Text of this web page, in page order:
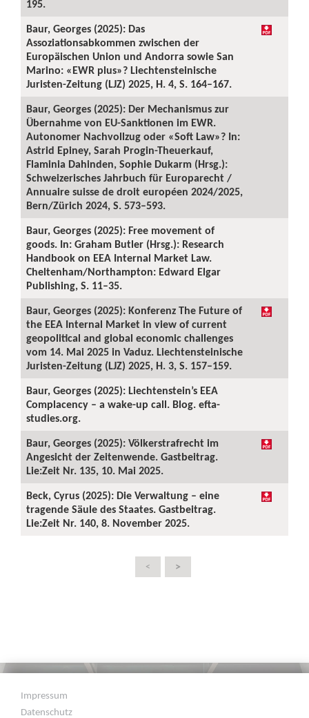
195.
Baur, Georges (2025): Das
Assoziationsabkommen zwischen der
Europäischen Union und Andorra sowie San
Marino: «EWR plus»? Liechtensteinische
Juristen-Zeitung (LJZ) 2025, H. 4, S. 164–167.
Baur, Georges (2025): Der Mechanismus zur
Übernahme von EU-Sanktionen im EWR.
Autonomer Nachvollzug oder «Soft Law»? In:
Astrid Epiney, Sarah Progin-Theuerkauf,
Flaminia Dahinden, Sophie Dukarm (Hrsg.):
Schweizerisches Jahrbuch für Europarecht /
Annuaire suisse de droit européen 2024/2025,
Bern/Zürich 2024, S. 573–593.
Baur, Georges (2025): Free movement of
goods. In: Graham Butler (Hrsg.): Research
Handbook on EEA Internal Market Law.
Cheltenham/Northampton: Edward Elgar
Publishing, S. 11–35.
Baur, Georges (2025): Konferenz The Future of
the EEA Internal Market in view of current
geopolitical and global economic challenges
vom 14. Mai 2025 in Vaduz. Liechtensteinische
Juristen-Zeitung (LJZ) 2025, H. 3, S. 157–159.
Baur, Georges (2025): Liechtenstein’s EEA
Complacency – a wake-up call. Blog. efta-
studies.org.
Baur, Georges (2025): Völkerstrafrecht im
Angesicht der Zeitenwende. Gastbeitrag.
Lie:Zeit Nr. 135, 10. Mai 2025.
Beck, Cyrus (2025): Die Verwaltung – eine
tragende Säule des Staates. Gastbeitrag.
Lie:Zeit Nr. 140, 8. November 2025.
< >
Impressum
Datenschutz